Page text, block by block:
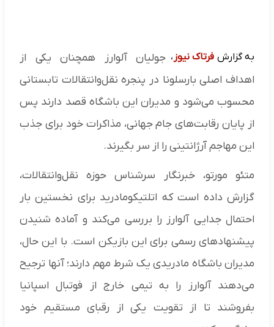
به گزارش فرتاک نیوز ، جولیان آلوارز همچنان یکی از
اهداف اصلی بارسلونا در پنجره نقل‌وانتقالات تابستانی
محسوب می‌شود و مدیران این باشگاه قصد دارند پس
از پایان رقابت‌های جام جهانی، مذاکرات خود برای جذب
این مهاجم آرژانتینی را از سر بگیرند.
متئو مورتو، خبرنگار سرشناس حوزه نقل‌وانتقالات،
گزارش داده است که اتلتیکومادرید برای نخستین بار
احتمال جدایی آلوارز را بررسی می‌کند و آماده شنیدن
پیشنهادهای رسمی برای این بازیکن است. با این حال،
مدیران باشگاه مادریدی یک شرط مهم دارند؛ آنها ترجیح
می‌دهند آلوارز را به تیمی خارج از فوتبال اسپانیا
بفروشند تا از تقویت یکی از رقبای مستقیم خود